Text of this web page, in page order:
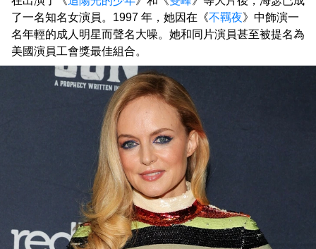
了一名知名女演員。1997 年，她因在《不羈夜》中飾演一
名年輕的成人明星而聲名大噪。她和同片演員甚至被提名為
美國演員工會獎最佳組合。